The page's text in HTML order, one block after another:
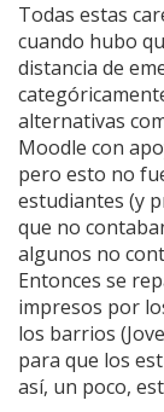
Todas estas
cuando hubo
distancia de
alternativas
Moodle con
pero esto no
estudiantes (y
que no
algunos no
Entonces se
impresos por
los barrios
para que los
así, un poco,